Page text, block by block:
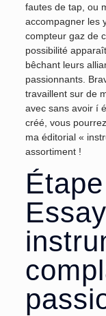
fautes de tap, ou
accompagner les
compteur gaz de
possibilité
bêchant leurs
passionnants.
travaillent sur de
avec sans avoir í
créé, vous
ma éditorial «
assortiment !